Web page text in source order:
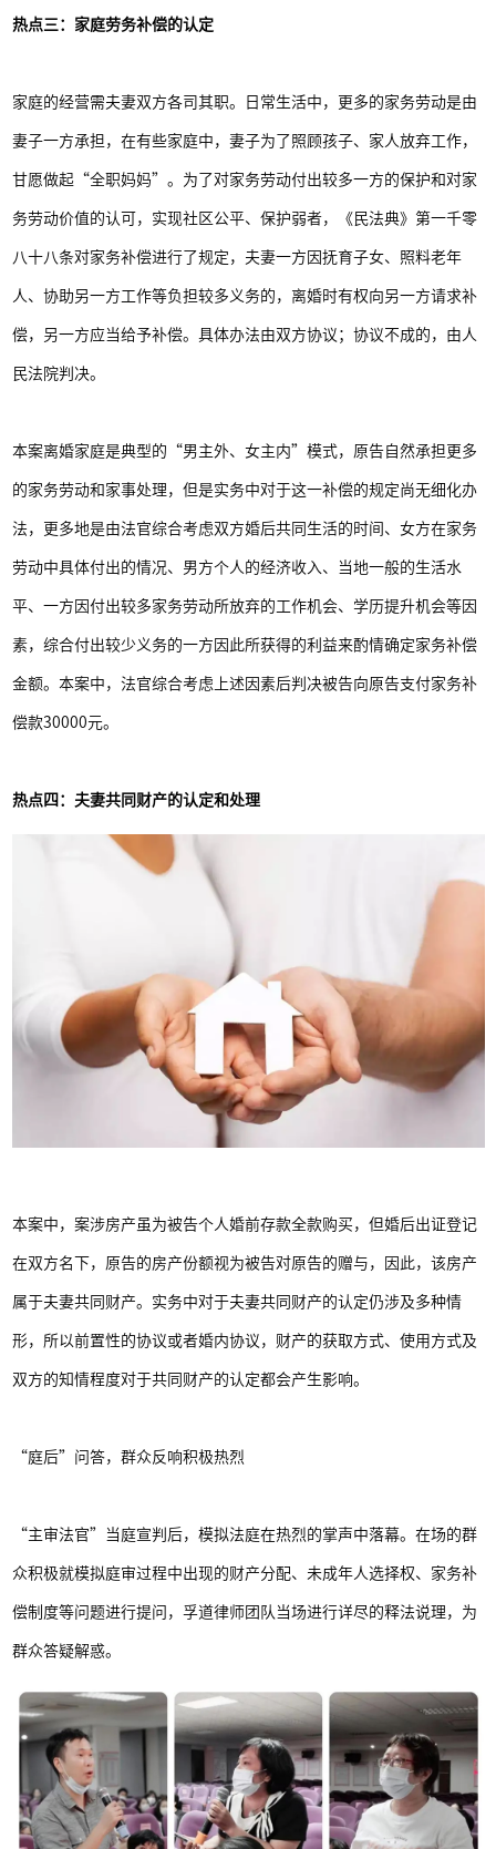
热点三：家庭劳务补偿的认定
家庭的经营需夫妻双方各司其职。日常生活中，更多的家务劳动是由
妻子一方承担，在有些家庭中，妻子为了照顾孩子、家人放弃工作，
甘愿做起“全职妈妈”。为了对家务劳动付出较多一方的保护和对家
务劳动价值的认可，实现社区公平、保护弱者，《民法典》第一千零
八十八条对家务补偿进行了规定，夫妻一方因抚育子女、照料老年
人、协助另一方工作等负担较多义务的，离婚时有权向另一方请求补
偿，另一方应当给予补偿。具体办法由双方协议；协议不成的，由人
民法院判决。
本案离婚家庭是典型的“男主外、女主内”模式，原告自然承担更多
的家务劳动和家事处理，但是实务中对于这一补偿的规定尚无细化办
法，更多地是由法官综合考虑双方婚后共同生活的时间、女方在家务
劳动中具体付出的情况、男方个人的经济收入、当地一般的生活水
平、一方因付出较多家务劳动所放弃的工作机会、学历提升机会等因
素，综合付出较少义务的一方因此所获得的利益来酌情确定家务补偿
金额。本案中，法官综合考虑上述因素后判决被告向原告支付家务补
偿款30000元。
热点四：夫妻共同财产的认定和处理
本案中，案涉房产虽为被告个人婚前存款全款购买，但婚后出证登记
在双方名下，原告的房产份额视为被告对原告的赠与，因此，该房产
属于夫妻共同财产。实务中对于夫妻共同财产的认定仍涉及多种情
形，所以前置性的协议或者婚内协议，财产的获取方式、使用方式及
双方的知情程度对于共同财产的认定都会产生影响。
“庭后”问答，群众反响积极热烈
“主审法官”当庭宣判后，模拟法庭在热烈的掌声中落幕。在场的群
众积极就模拟庭审过程中出现的财产分配、未成年人选择权、家务补
偿制度等问题进行提问，孚道律师团队当场进行详尽的释法说理，为
群众答疑解惑。